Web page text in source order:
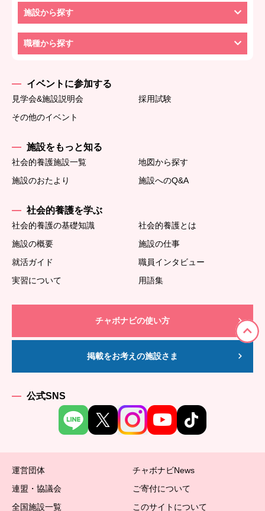
施設から探す
職種から探す
イベントに参加する
見学会&施設説明会
採用試験
その他のイベント
施設をもっと知る
社会的養護施設一覧
地図から探す
施設のおたより
施設へのQ&A
社会的養護を学ぶ
社会的養護の基礎知識
社会的養護とは
施設の概要
施設の仕事
就活ガイド
職員インタビュー
実習について
用語集
チャボナビの使い方
掲載をお考えの施設さま
公式SNS
運営団体
チャボナビNews
連盟・協議会
ご寄付について
全国施設一覧
このサイトについて